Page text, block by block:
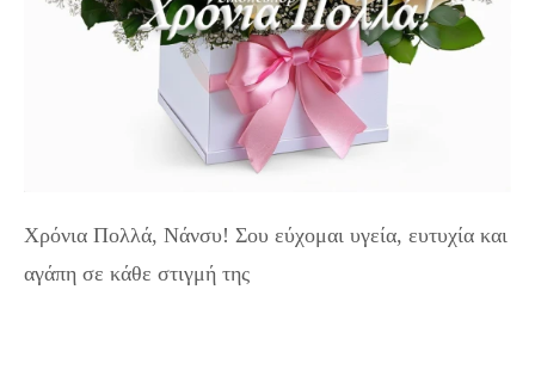
Χρόνια Πολλά, Νάνσυ! Σου εύχομαι υγεία, ευτυχία και
αγάπη σε κάθε στιγμή της